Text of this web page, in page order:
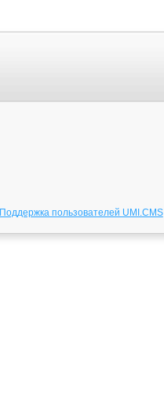
Поддержка пользователей UMI.CMS